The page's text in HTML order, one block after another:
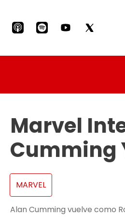
Marvel
Cumming
MARVEL
Alan Cumming vuelve como